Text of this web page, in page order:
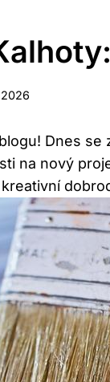
Dnes
na nový